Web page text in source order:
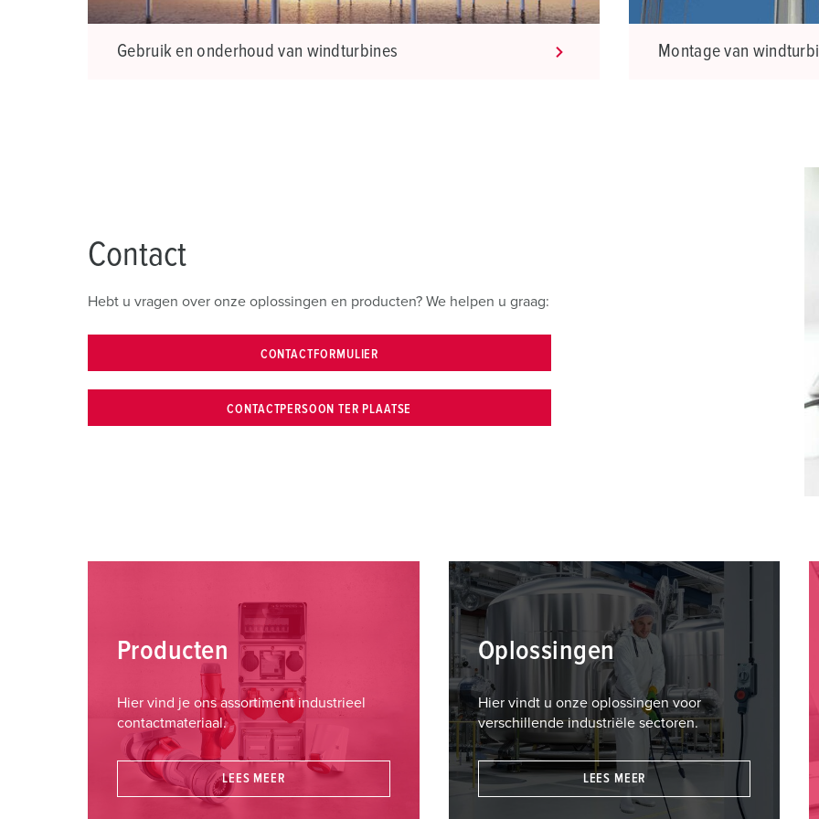
Gebruik en onderhoud van windturbines Montage van
Contact
Hebt u vragen over onze oplossingen en producten? We helpen u graag:
CONTACTFORMULIER
CONTACTPERSOON TER PLAATSE
Producten
Hier vind je ons assortiment industrieel
contactmateriaal.
LEES MEER
Oplossingen
Hier vindt u onze oplossingen voor
verschillende industriële sectoren.
LEES MEER